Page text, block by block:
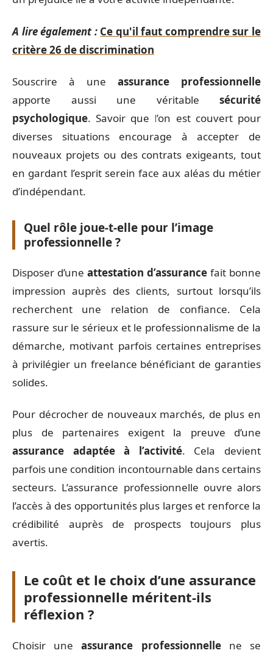
A lire également : Ce qu'il faut comprendre sur le
critère 26 de discrimination
Souscrire à une assurance professionnelle
apporte aussi une véritable sécurité
psychologique. Savoir que l’on est couvert pour
diverses situations encourage à accepter de
nouveaux projets ou des contrats exigeants, tout
en gardant l’esprit serein face aux aléas du métier
d’indépendant.
Quel rôle joue-t-elle pour l’image
professionnelle ?
Disposer d’une attestation d’assurance fait bonne
impression auprès des clients, surtout lorsqu’ils
recherchent une relation de confiance. Cela
rassure sur le sérieux et le professionnalisme de la
démarche, motivant parfois certaines entreprises
à privilégier un freelance bénéficiant de garanties
solides.
Pour décrocher de nouveaux marchés, de plus en
plus de partenaires exigent la preuve d’une
assurance adaptée à l’activité. Cela devient
parfois une condition incontournable dans certains
secteurs. L’assurance professionnelle ouvre alors
l’accès à des opportunités plus larges et renforce la
crédibilité auprès de prospects toujours plus
avertis.
Le coût et le choix d’une assurance
professionnelle méritent-ils
réflexion ?
Choisir uneassurance professionnellene se